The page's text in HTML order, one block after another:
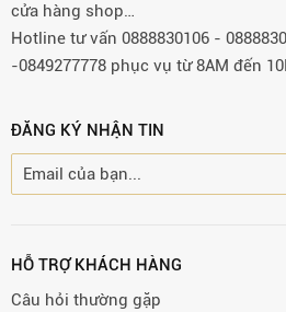
cửa hàng shop…
Hotline tư vấn 0888830106 -
-0849277778 phục vụ từ 8AM đến
ĐĂNG KÝ NHẬN TIN
HỖ TRỢ KHÁCH HÀNG
Câu hỏi thường gặp